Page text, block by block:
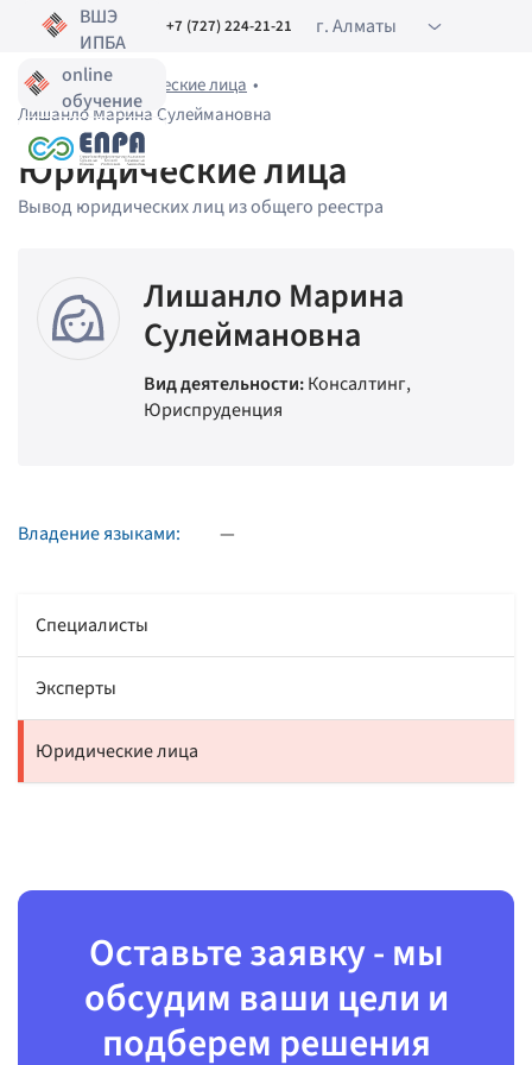
ВШЭ
ИПБА
online
обучение
+7 (727) 224-21-21 г. Алматы
Главная • Юридические лица •
Лишанло Марина Сулеймановна
Юридические лица
Вывод юридических лиц из общего реестра
Специалисты
Эксперты
Юридические лица
Лишанло Марина
Сулеймановна
Вид деятельности:Консалтинг,
Юриспруденция
Владение языками: —
Оставьте заявку - мы
обсудим ваши цели и
подберем решения